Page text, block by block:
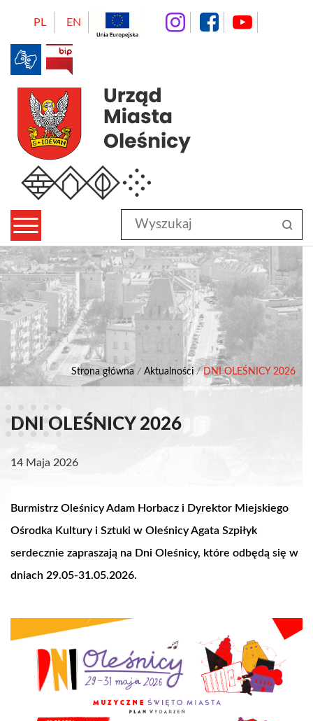
PL EN instagram
Wyszukaj
w
serwisie
Strona główna / Aktualności / DNI OLEŚNICY 2026
DNI OLEŚNICY 2026
14 Maja 2026
Burmistrz Oleśnicy Adam Horbacz i Dyrektor Miejskiego
Ośrodka Kultury i Sztuki w Oleśnicy Agata Szpiłyk
serdecznie zapraszają na Dni Oleśnicy, które odbędą się w
dniach 29.05-31.05.2026.